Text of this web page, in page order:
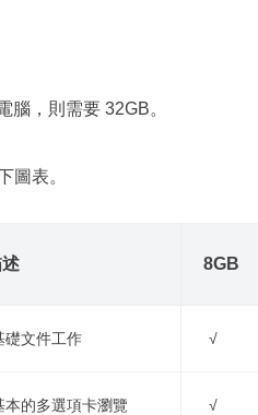
腦，則需要 32GB。
圖表。
8GB
礎文件工作 √
本的多選項卡瀏覽 √